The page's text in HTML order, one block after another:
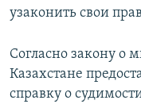
узаконить свои
Согласно закону о
Казахстане
справку о